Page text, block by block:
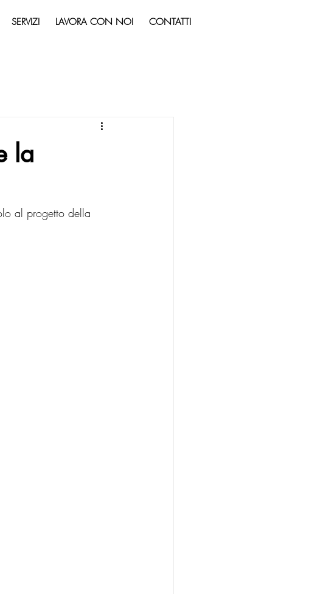
SERVIZI LAVORA CON NOI CONTATTI
la
al progetto della